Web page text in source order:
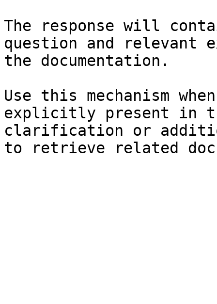
The response will
question and relevant
the documentation.
Use this mechanism
explicitly present in
clarification or